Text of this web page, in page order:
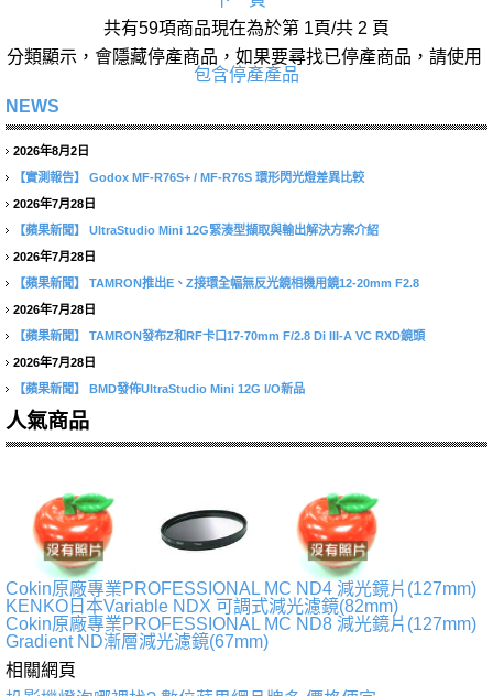
共有59項商品現在為於第 1頁/共 2 頁
分類顯示，會隱藏停產商品，如果要尋找已停產商品，請使用
包含停產產品
NEWS
2026年8月2日
【實測報告】
Godox MF-R76S+ / MF-R76S 環形閃光燈差異比較
2026年7月28日
【蘋果新聞】
UltraStudio Mini 12G緊湊型擷取與輸出解決方案介紹
2026年7月28日
【蘋果新聞】
TAMRON推出E、Z接環全幅無反光鏡相機用鏡12-20mm F2.8
2026年7月28日
【蘋果新聞】
TAMRON發布Z和RF卡口17-70mm F/2.8 Di III-A VC RXD鏡頭
2026年7月28日
【蘋果新聞】
BMD發佈UltraStudio Mini 12G I/O新品
人氣商品
Cokin原廠專業PROFESSIONAL MC ND4 減光鏡片(127mm)
KENKO日本Variable NDX 可調式減光濾鏡(82mm)
Cokin原廠專業PROFESSIONAL MC ND8 減光鏡片(127mm)
Gradient ND漸層減光濾鏡(67mm)
相關網頁